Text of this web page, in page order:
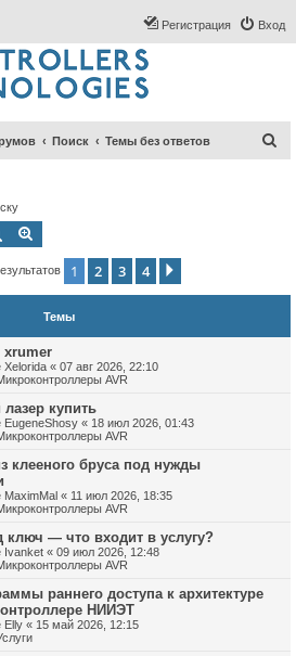
Вход
Регистрация
Поиск Темы без ответов
Поиск
1 2 3 4
Темы
xrumer
Xelorida « 07 авг 2026, 22:10
AVR
купить
EugeneShosy « 18 июл 2026, 01:43
AVR
клееного бруса под нужды
MaximMal « 11 июл 2026, 18:35
AVR
ключ — что входит в услугу?
Ivanket « 09 июл 2026, 12:48
AVR
раннего доступа к архитектуре
НИИЭТ
Elly « 15 май 2026, 12:15